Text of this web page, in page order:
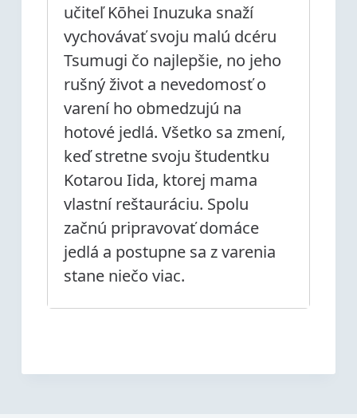
učiteľ Kōhei Inuzuka snaží
vychovávať svoju malú dcéru
Tsumugi čo najlepšie, no jeho
rušný život a nevedomosť o
varení ho obmedzujú na
hotové jedlá. Všetko sa zmení,
keď stretne svoju študentku
Kotarou Iida, ktorej mama
vlastní reštauráciu. Spolu
začnú pripravovať domáce
jedlá a postupne sa z varenia
stane niečo viac.